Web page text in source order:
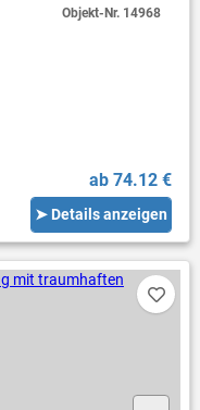
ab 74.12 €
➤ Details anzeigen
Objekt-Nr. 14968